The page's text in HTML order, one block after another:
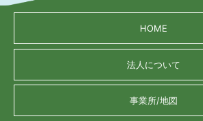
HOME
法人について
事業所/地図